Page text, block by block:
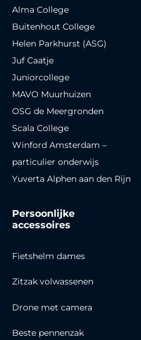
Alma College
Buitenhout College
Helen Parkhurst (ASG)
Juf Caatje
Juniorcollege
MAVO Muurhuizen
OSG de Meergronden
Scala College
Winford Amsterdam –
particulier onderwijs
Yuverta Alphen aan den Rijn
Persoonlijke
accessoires
Fietshelm dames
Zitzak volwassenen
Drone met camera
Beste pennenzak